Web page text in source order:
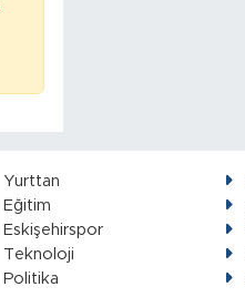
Yurttan
Eğitim
Eskişehirspor
Teknoloji
Politika